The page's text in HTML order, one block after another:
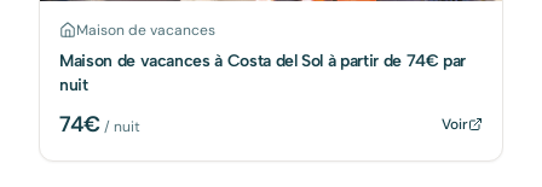
Maison de vacances
Maison de vacances à Costa del Sol à partir de 74€ par
nuit
74€/ nuit Voir